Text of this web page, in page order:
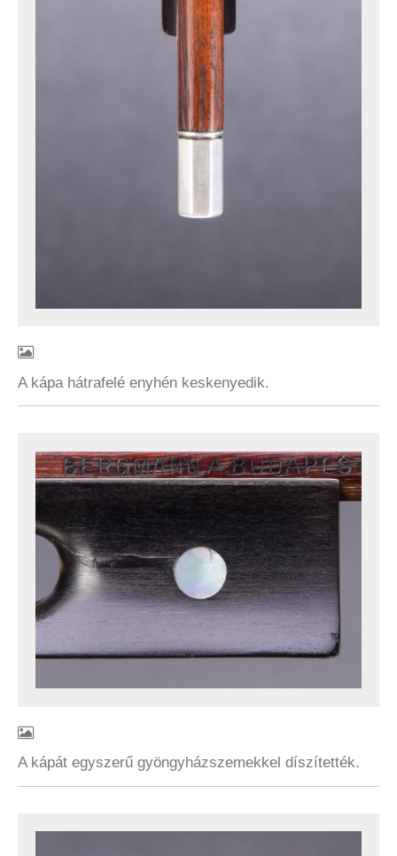
A kápa hátrafelé enyhén keskenyedik.
A kápát egyszerű gyöngyházszemekkel díszítették.